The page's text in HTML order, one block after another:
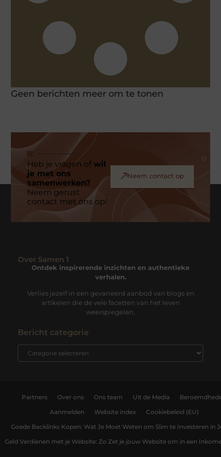
Geen berichten meer om te tonen
Heb je vragen ofwil
je met ons
samenwerken?
Neem gerust
contact met ons op!
Neem contact op
Over Samen 1
Ontdek inspirerende inzichten en authentieke
verhalen.
Verlies jezelf in een gevarieerd aanbod van blogs en
artikelen die de vele facetten van het leven
weerspiegelen.
Bericht categorie
Partners Over ons Ons team Uit de Media
Aanmelden Website index Cookiebeleid (EU)
Goede Backlinks Kopen: Wat Je Moet Weten om Slim te Investeren in
Geld Verdienen met je Website: Zo Zet je jouw Website om in een